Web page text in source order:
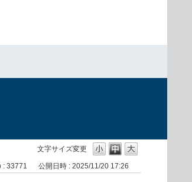
文字サイズ変更
: 33771 公開日時 : 2025/11/20 17:26